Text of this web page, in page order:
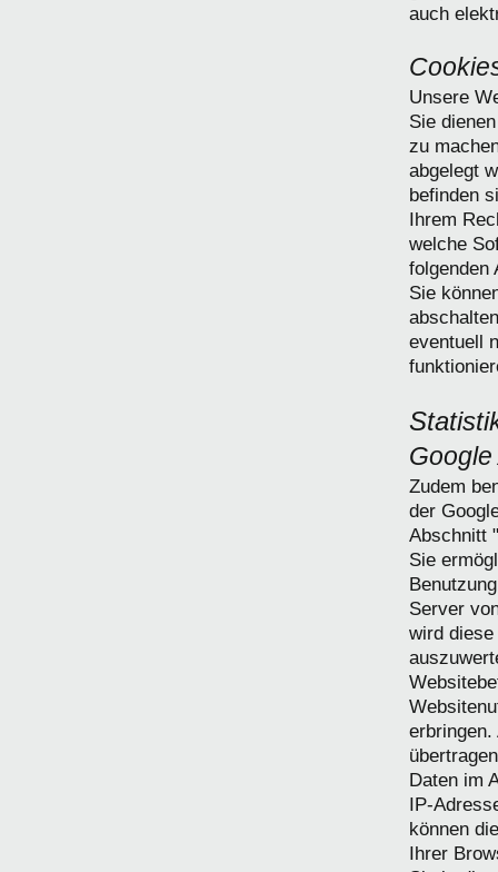
auch
Unsere
Sie
zu
abgelegt
befinden
Ihrem
welche
folgenden
Sie
eventuell
Zudem
der
Abschnitt
Sie
Server
wird
Daten im
IP-
können
Ihrer